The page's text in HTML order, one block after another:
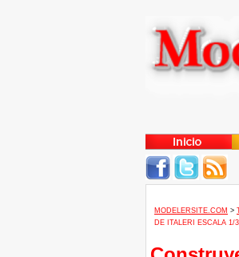
MODELERSITE.COM >
DE ITALERI ESCALA 1/